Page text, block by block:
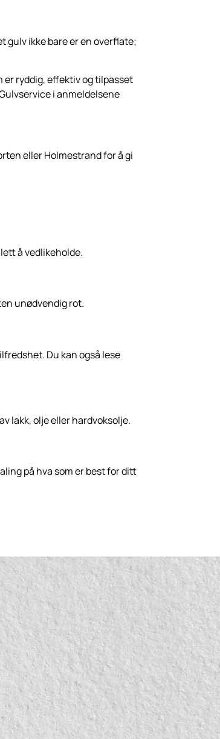
gulv ikke bare er en overflate;
er ryddig, effektiv og tilpasset
i anmeldelsene
eller Holmestrand for å gi
å vedlikeholde.
unødvendig rot.
Du kan også lese
lakk, olje eller hardvoksolje.
på hva som er best for ditt